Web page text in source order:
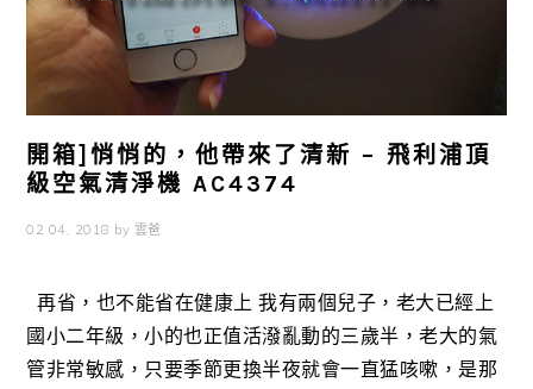
開箱]悄悄的，他帶來了清新 – 飛利浦頂
級空氣清淨機 AC4374
02 04, 2018 by 雲爸
再省，也不能省在健康上 我有兩個兒子，老大已經上
國小二年級，小的也正值活潑亂動的三歲半，老大的氣
管非常敏感，只要季節更換半夜就會一直猛咳嗽，是那